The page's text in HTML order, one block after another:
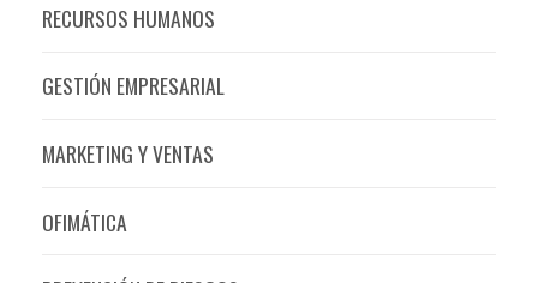
RECURSOS HUMANOS
GESTIÓN EMPRESARIAL
MARKETING Y VENTAS
OFIMÁTICA